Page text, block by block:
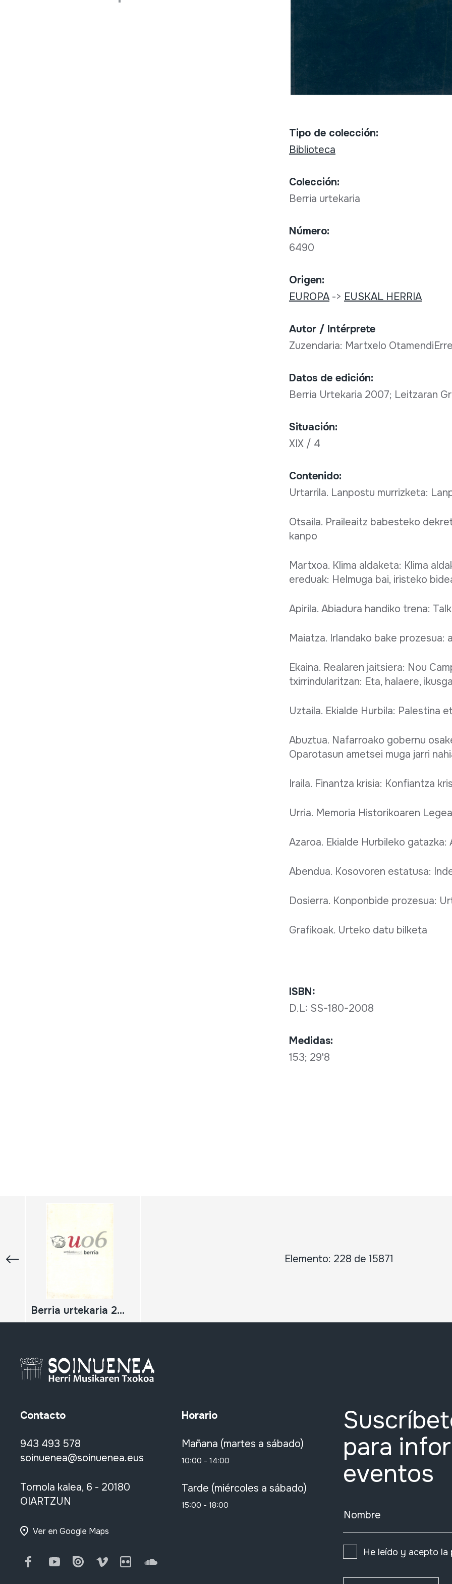
Tipo de colección:
Biblioteca
Colección:
Berria urtekaria
Número:
6490
Origen:
EUROPA-> EUSKAL HERRIA
Autor / Intérprete
Zuzendaria: Martxelo
Datos de edición:
Berria Urtekaria 2007; Leitzaran
Situación:
XIX / 4
Contenido:
Urtarrila. Lanpostu murrizketa:
Otsaila. Praileaitz babesteko
kanpo
Martxoa. Klima aldaketa: Klima
ereduak: Helmuga bai, iristeko
Apirila. Abiadura handiko trena:
Maiatza. Irlandako bake prozesua:
Ekaina. Realaren jaitsiera: Nou
txirrindularitzan: Eta, halaere,
Uztaila. Ekialde Hurbila: Palestina
Abuztua. Nafarroako gobernu
Oparotasun ametsei muga jarri
Iraila. Finantza krisia: Konfiantza
Urria. Memoria Historikoaren
Azaroa. Ekialde Hurbileko
Abendua. Kosovoren estatusa:
Dosierra. Konponbide prozesua:
Grafikoak. Urteko datu bilketa
ISBN:
D.L: SS-180-2008
Medidas:
153; 29'8
Elemento: 228 de 15871
Berria urtekaria 2006
Contacto
943 493 578
soinuenea@soinuenea.eus
Tornola kalea, 6 - 20180
OIARTZUN
Ver en Google Maps
FacebookYoutubeIssuu Vimeo FlickrSoundCloud
Horario
Mañana (martes a sábado)
10:00 - 14:00
Tarde (miércoles a sábado)
15:00 - 18:00
para
eventos
Nombre
He leído y acepto la